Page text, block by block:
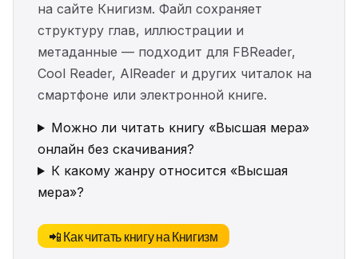
на сайте Книгизм. Файл сохраняет
структуру глав, иллюстрации и
метаданные — подходит для FBReader,
Cool Reader, AlReader и других читалок на
смартфоне или электронной книге.
Можно ли читать книгу «Высшая мера»
онлайн без скачивания?
К какому жанру относится «Высшая
мера»?
📲 Как читать книгу на Книгизм